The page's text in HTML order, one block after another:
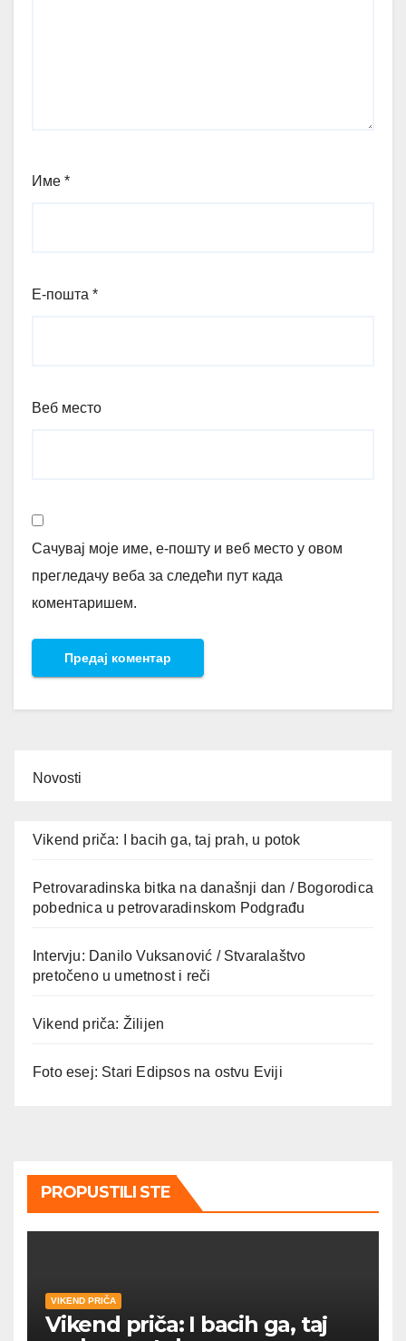
Име *
Е-пошта *
Веб место
Сачувај моје име, е-пошту и веб место у овом
прегледачу веба за следећи пут када
коментаришем.
Novosti
Vikend priča: I bacih ga, taj prah, u potok
Petrovaradinska bitka na današnji dan / Bogorodica
pobednica u petrovaradinskom Podgrađu
Intervju: Danilo Vuksanović / Stvaralaštvo
pretočeno u umetnost i reči
Vikend priča: Žilijen
Foto esej: Stari Edipsos na ostvu Eviji
PROPUSTILI STE
VIKEND PRIČA
Vikend priča: I bacih ga, taj